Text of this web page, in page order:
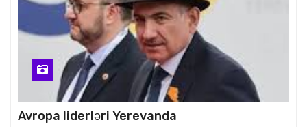
Avropa liderləri Yerevanda